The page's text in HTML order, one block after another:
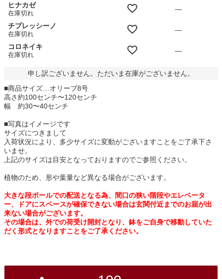
ヒナカゼ
在庫切れ
—
チプレッシーノ
在庫切れ
—
コロネイキ
在庫切れ
—
申し訳ございません。ただいま在庫がございません。
■商品サイズ…オリーブ8号
高さ約100センチ〜120センチ
幅 約30〜40センチ
■写真はイメージです
サイズにつきまして
入荷状況により、多少サイズに変動がございますことをご了承下さ
いませ。
上記のサイズは目安となっておりますのでご参照ください。
植物のため、形や葉量など異なる場合がございます。
大きな段ボールでの配送となる為、間口の狭い階段やエレベータ
ー、ドアにスペースが確保できない場合は玄関付近までのお届が出
来ない場合がございます。
その場合は、外での荷受け開封となり、鉢をご自身で移動していた
だく形式となりますことをご了承ください。